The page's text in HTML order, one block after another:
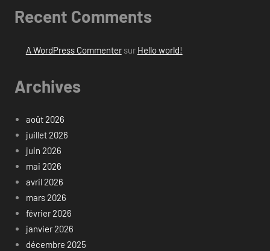
Recent Comments
A WordPress Commentersur Hello world!
Archives
août 2026
juillet 2026
juin 2026
mai 2026
avril 2026
mars 2026
février 2026
janvier 2026
décembre 2025